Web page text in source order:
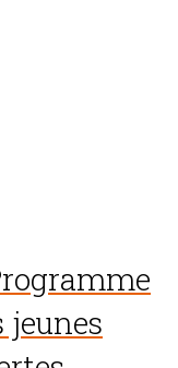
jeunes